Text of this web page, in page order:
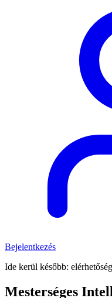
Bejelentkezés
Ide kerül később:
Mesterséges